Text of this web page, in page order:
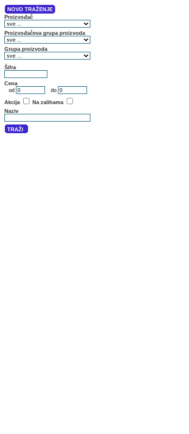
NOVO TRAŽENJE
Proizvođač
Proizvođačeva grupa proizvoda
Grupa proizvoda
Šifra
Cena
od
do
Akcija
Na zalihama
Naziv
TRAŽI